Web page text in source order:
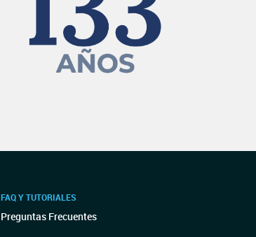
FAQ Y TUTORIALES
Preguntas Frecuentes